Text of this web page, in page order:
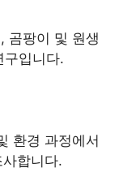
곰팡이 및 원생
구입니다.
환경 과정에서
합니다.